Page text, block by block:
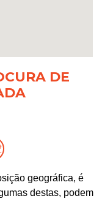
DE
geográfica, é
destas, podem